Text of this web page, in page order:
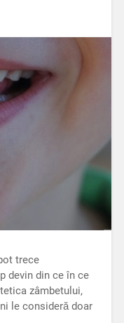
trece
devin din ce în ce
zâmbetului,
le consideră doar